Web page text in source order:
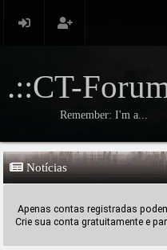
.::CT-
Remember: I'm a...
Notícias
Apenas contas registradas
Crie sua conta gratuitamente e